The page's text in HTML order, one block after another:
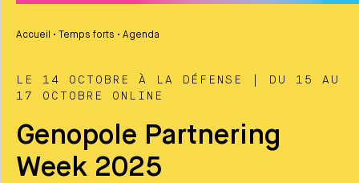
Accueil • Temps forts • Agenda
LE 14 OCTOBRE À LA DÉFENSE | DU 15 AU
17 OCTOBRE ONLINE
Genopole Partnering
Week 2025